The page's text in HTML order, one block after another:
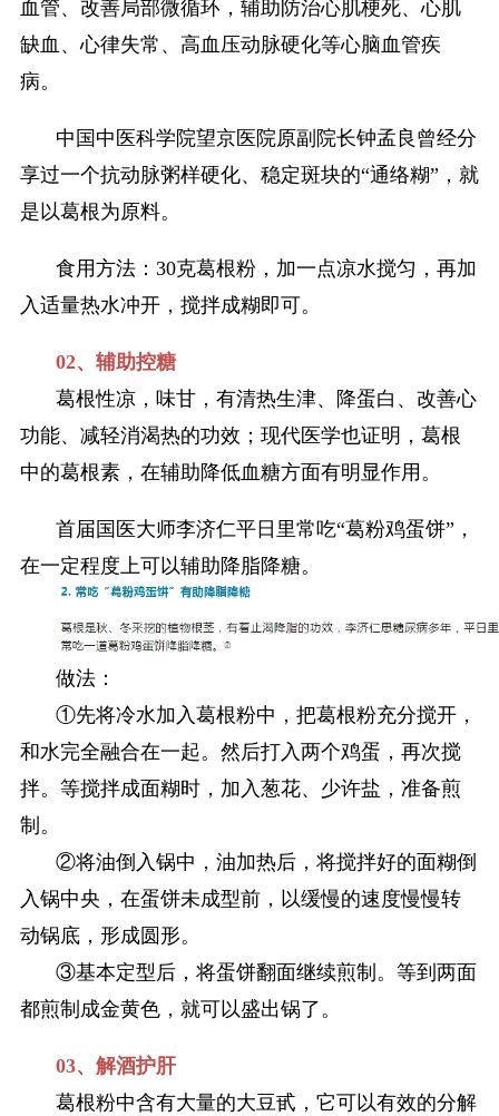
血管、改善局部微循环，辅助防治心肌梗死、心肌
缺血、心律失常、高血压动脉硬化等心脑血管疾
病。
中国中医科学院望京医院原副院长钟孟良曾经分
享过一个抗动脉粥样硬化、稳定斑块的“通络糊”，就
是以葛根为原料。
食用方法：30克葛根粉，加一点凉水搅匀，再加
入适量热水冲开，搅拌成糊即可。
02、辅助控糖
葛根性凉，味甘，有清热生津、降蛋白、改善心
功能、减轻消渴热的功效；现代医学也证明，葛根
中的葛根素，在辅助降低血糖方面有明显作用。
首届国医大师李济仁平日里常吃“葛粉鸡蛋饼”，
在一定程度上可以辅助降脂降糖。
做法：
①先将冷水加入葛根粉中，把葛根粉充分搅开，
和水完全融合在一起。然后打入两个鸡蛋，再次搅
拌。等搅拌成面糊时，加入葱花、少许盐，准备煎
制。
②将油倒入锅中，油加热后，将搅拌好的面糊倒
入锅中央，在蛋饼未成型前，以缓慢的速度慢慢转
动锅底，形成圆形。
③基本定型后，将蛋饼翻面继续煎制。等到两面
都煎制成金黄色，就可以盛出锅了。
03、解酒护肝
葛根粉中含有大量的大豆甙，它可以有效的分解